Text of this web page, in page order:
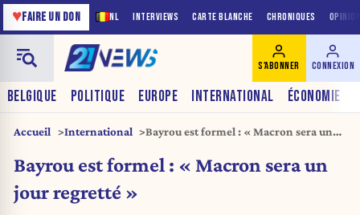
NL INTERVIEWS CARTE BLANCHE CHRONIQUES
♥FAIRE UN DON
BELGIQUE POLITIQUE EUROPE INTERNATIONAL ÉCONOMIE
S'ABONNER CONNEXION
Accueil International
Bayrou est formel : « Macron sera un
Bayrou est formel : « Macron sera un
jour regretté »